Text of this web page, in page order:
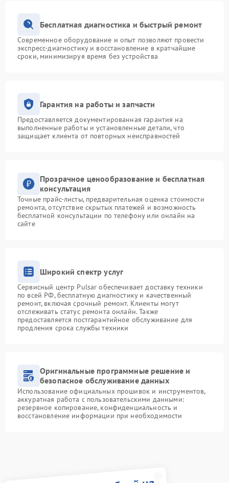
Бесплатная диагностика и быстрый ремонт
Современное оборудование и опыт позволяют провести
экспресс-диагностику и восстановление в кратчайшие
сроки, минимизируя время без устройства
Гарантия на работы и запчасти
Предоставляется документированная гарантия на
выполненные работы и установленные детали, что
защищает клиента от повторных неисправностей
Прозрачное ценообразование и бесплатная
консультация
Точные прайс-листы, предварительная оценка стоимости
ремонта, отсутствие скрытых платежей и возможность
бесплатной консультации по телефону или онлайн на
сайте
Широкий спектр услуг
Сервисный центр Pulsar обеспечивает доставку техники
по всей РФ, бесплатную диагностику и качественный
ремонт, включая срочный ремонт. Клиенты могут
отслеживать статус ремонта онлайн. Также
предоставляется постгарантийное обслуживание для
продления срока службы техники
Оригинальные программные решение и
безопасное обслуживание данных
Использование официальных прошивок и инструментов,
аккуратная работа с пользовательскими данными:
резервное копирование, конфиденциальность и
восстановление информации при необходимости